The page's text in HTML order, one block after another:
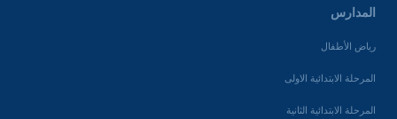
المدارس
رياض الأطفال
المرحلة الابتدائية الاولى
المرحلة الابتدائية الثانية